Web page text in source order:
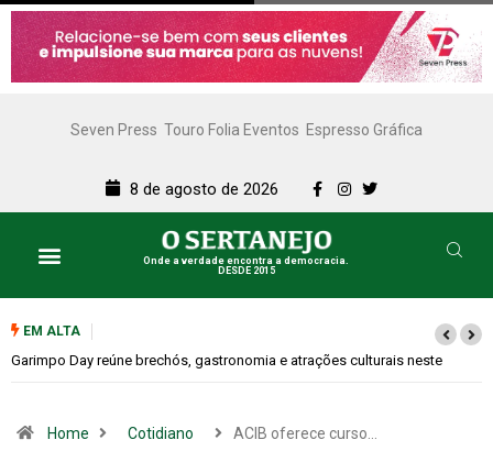
Seven Press Touro Folia Eventos Espresso Gráfica
8 de agosto de 2026
Onde a verdade encontra a democracia.
DESDE 2015
EM ALTA
Bugonia transforma paranoia e conspiração em um suspense
Home Cotidiano ACIB oferece curso…